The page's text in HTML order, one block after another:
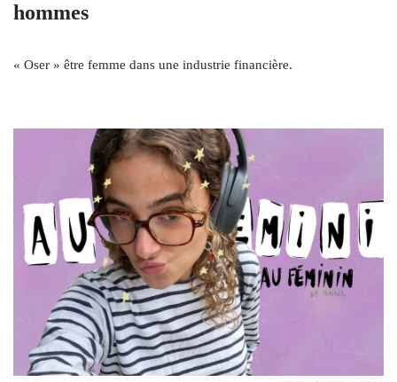
hommes
« Oser » être femme dans une industrie financière.